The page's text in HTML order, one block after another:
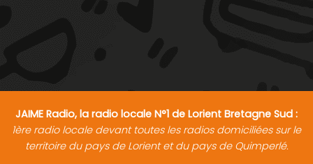
JAIME Radio, la radio locale N°1 de Lorient Bretagne Sud :
1ère radio locale devant toutes les radios domiciliées sur le
territoire du pays de Lorient et du pays de Quimperlé.